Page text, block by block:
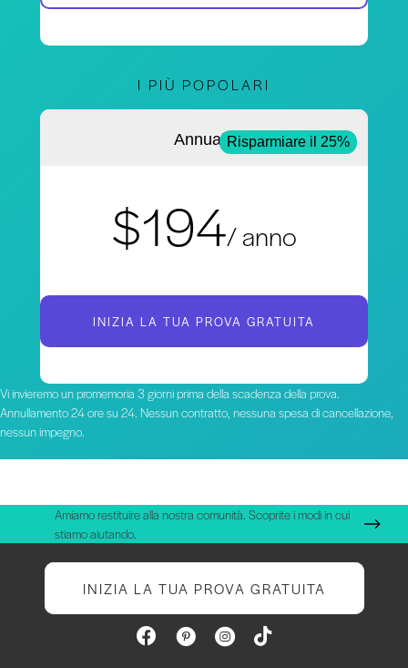
I PIÙ POPOLARI
AnnualeRisparmiare il 25%
$194/ anno
INIZIA LA TUA PROVA GRATUITA
Vi invieremo un promemoria 3 giorni prima della scadenza della prova.
Annullamento 24 ore su 24. Nessun contratto, nessuna spesa di cancellazione,
nessun impegno.
Amiamo restituire alla nostra comunità. Scoprite i modi in cui
stiamo aiutando.
INIZIA LA TUA PROVA GRATUITA